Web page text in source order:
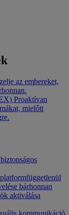
az embereket,
Proaktívan
mielőtt
bárhonnan
aktiválása
kommunikáció